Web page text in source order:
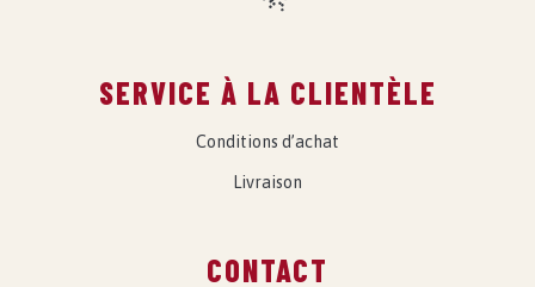
SERVICE À LA CLIENTÈLE
Conditions d’achat
Livraison
CONTACT